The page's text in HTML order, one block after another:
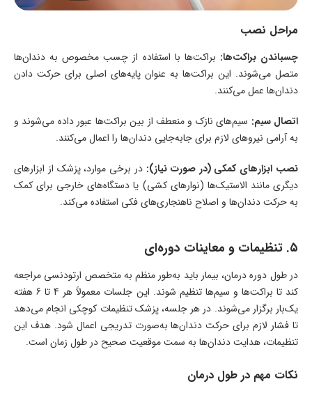
مراحل نصب
چسباندن براکت‌ها: براکت‌ها با استفاده از چسب مخصوص به دندان‌ها
متصل می‌شوند. این براکت‌ها به عنوان پایه‌های اصلی برای حرکت دادن
دندان‌ها عمل می‌کنند.
اتصال سیم: سیم‌های نازک و منعطف از بین براکت‌ها عبور داده می‌شوند و
به آرامی نیروهای لازم برای جابه‌جایی دندان‌ها را اعمال می‌کنند.
نصب ابزارهای کمکی (در صورت نیاز): در برخی موارد، پزشک از ابزارهای
دیگری مانند الاستیک‌ها (نوارهای کشی) یا دستگاه‌های خارجی برای کمک
به حرکت دندان‌ها و اصلاح ناهنجاری‌های فکی استفاده می‌کند.
۵. تنظیمات و معاینات دوره‌ای
در طول دوره درمان، بیمار باید به‌طور منظم به متخصص ارتودنسی مراجعه
کند تا براکت‌ها و سیم‌ها تنظیم شوند. این جلسات معمولاً هر 4 تا 6 هفته
یک‌بار برگزار می‌شوند. در هر جلسه، پزشک تنظیمات کوچکی انجام می‌دهد
تا فشار لازم برای حرکت دندان‌ها به‌صورت تدریجی اعمال شود. هدف این
تنظیمات، هدایت دندان‌ها به سمت موقعیت صحیح در طول زمان است.
نکات مهم در طول درمان